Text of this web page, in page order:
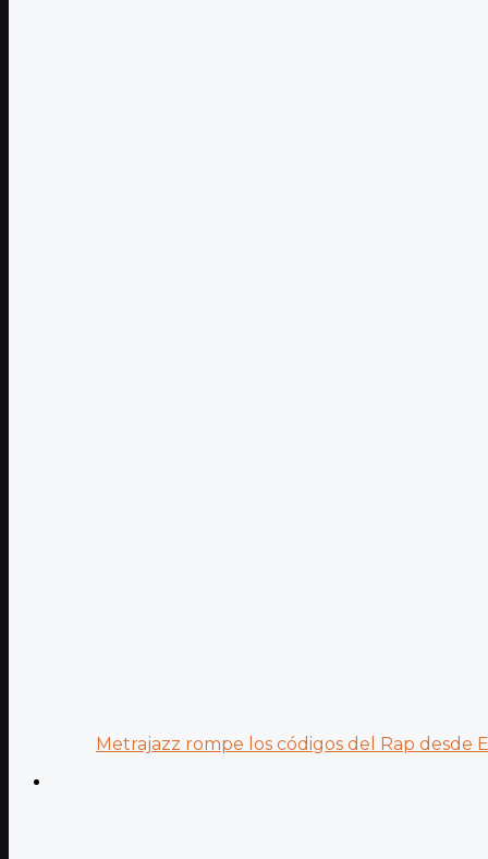
Metrajazz rompe los códigos del Rap desde